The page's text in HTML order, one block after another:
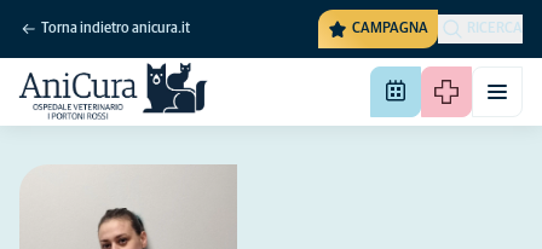
Torna indietro anicura.it CAMPAGNA RICERCA